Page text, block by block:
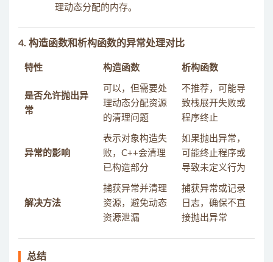
理动态分配的内存。
4. 构造函数和析构函数的异常处理对比
特性 构造函数 析构函数
是否允许抛出异
常
可以，但需要处
理动态分配资源
的清理问题
不推荐，可能导
致栈展开失败或
程序终止
异常的影响
表示对象构造失
败，C++会清理
已构造部分
如果抛出异常，
可能终止程序或
导致未定义行为
解决方法
捕获异常并清理
资源，避免动态
资源泄漏
捕获异常或记录
日志，确保不直
接抛出异常
总结